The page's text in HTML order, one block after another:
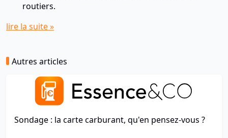
routiers.
lire la suite »
Autres articles
Sondage : la carte carburant, qu'en pensez-vous ?